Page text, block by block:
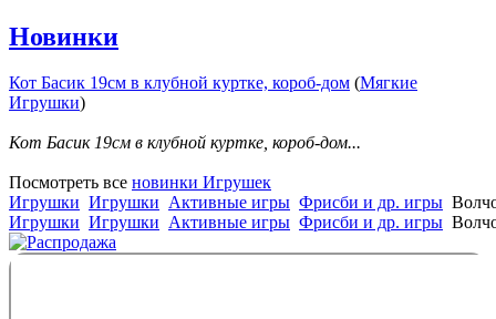
Новинки
Кот Басик 19см в клубной куртке, короб-дом (Мягкие
Игрушки)
Кот Басик 19см в клубной куртке, короб-дом...
Посмотреть все новинки Игрушек
Игрушки Игрушки Активные игры Фрисби и др. игры
Игрушки Игрушки Активные игры Фрисби и др. игры